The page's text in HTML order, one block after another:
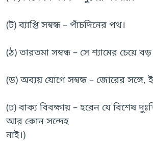
(ট) ব্যাপ্তি সম্বন্ধ – পাঁচদিনের পথ।
(ঠ) তারতমা সম্বন্ধ – সে শ্যামের চেয়ে
(ড) অব্যয় যোগে সম্বন্ধ – জোরের সঙ্গে,
(ঢ) বাক্য বিবক্ষায় – হরেন যে বিশেষ
আর কোন সন্দেহ
নাই।)